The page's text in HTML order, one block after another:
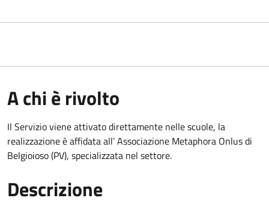
A chi è rivolto
Il Servizio viene attivato direttamente nelle scuole, la
realizzazione è affidata all’ Associazione Metaphora Onlus di
Belgioioso (PV), specializzata nel settore.
Descrizione